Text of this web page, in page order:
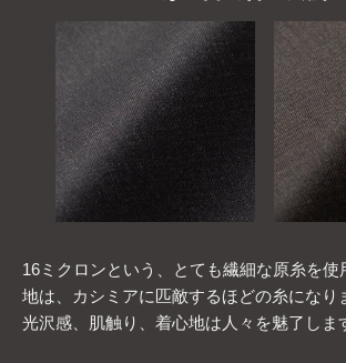
16ミクロンという、とても繊細な原糸を使
地は、カシミアに匹敵するほどの糸になり
光沢感、肌触り、着心地は人々を魅了しま